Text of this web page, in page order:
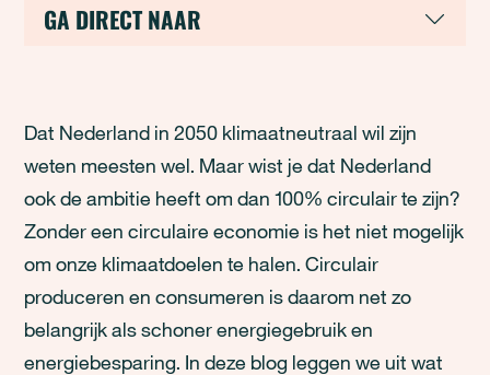
GA DIRECT NAAR
Dat Nederland in 2050 klimaatneutraal wil zijn
weten meesten wel. Maar wist je dat Nederland
ook de ambitie heeft om dan 100% circulair te zijn?
Zonder een circulaire economie is het niet mogelijk
om onze klimaatdoelen te halen. Circulair
produceren en consumeren is daarom net zo
belangrijk als schoner energiegebruik en
energiebesparing. In deze blog leggen we uit wat